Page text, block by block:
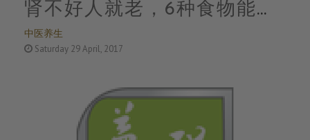
中医养生
肾不好人就老，6种食物能补
肾，一定不要错过
Saturday 29 April, 2017